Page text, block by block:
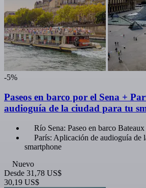
-5%
Paseos en barco por el Sena +
audioguía de la ciudad para tu
Río Sena: Paseo en barco
París: Aplicación de audioguía de
smartphone
Nuevo
Desde 31,78 US$
30,19 US$